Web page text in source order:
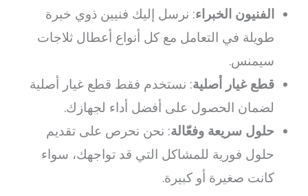
الفنيون الخبراء: نرسل إليك فنيين ذوي خبرة
طويلة في التعامل مع كل أنواع أعطال ثلاجات
سيمنس.
قطع غيار أصلية: نستخدم فقط قطع غيار أصلية
لضمان الحصول على أفضل أداء لجهازك.
حلول سريعة وفعّالة: نحن نحرص على تقديم
حلول فورية للمشاكل التي قد تواجهك، سواء
كانت صغيرة أو كبيرة.